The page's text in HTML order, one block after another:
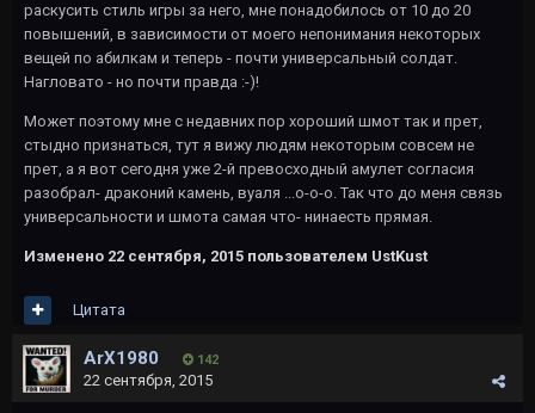
раскусить стиль игры за него, мне понадобилось от 10 до 20
повышений, в зависимости от моего непонимания некоторых
вещей по абилкам и теперь - почти универсальный солдат.
Нагловато - но почти правда :-)!
Может поэтому мне с недавних пор хороший шмот так и прет,
стыдно признаться, тут я вижу людям некоторым совсем не
прет, а я вот сегодня уже 2-й превосходный амулет согласия
разобрал- драконий камень, вуаля ...о-о-о. Так что до меня связь
универсальности и шмота самая что- нинаесть прямая.
Изменено 22 сентября, 2015 пользователем UstKust
Цитата
ArX1980 142
22 сентября, 2015